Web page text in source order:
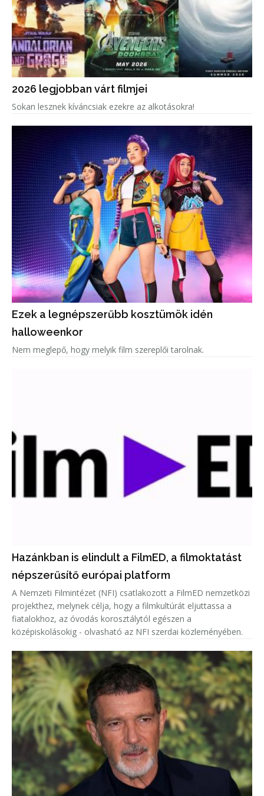
2026 legjobban várt filmjei
Sokan lesznek kíváncsiak ezekre az alkotásokra!
Ezek a legnépszerűbb kosztümök idén
halloweenkor
Nem meglepő, hogy melyik film szereplői tarolnak.
Hazánkban is elindult a FilmED, a filmoktatást
népszerűsítő európai platform
A Nemzeti Filmintézet (NFI) csatlakozott a FilmED nemzetközi
projekthez, melynek célja, hogy a filmkultúrát eljuttassa a
fiatalokhoz, az óvodás korosztálytól egészen a
középiskolásokig - olvasható az NFI szerdai közleményében.